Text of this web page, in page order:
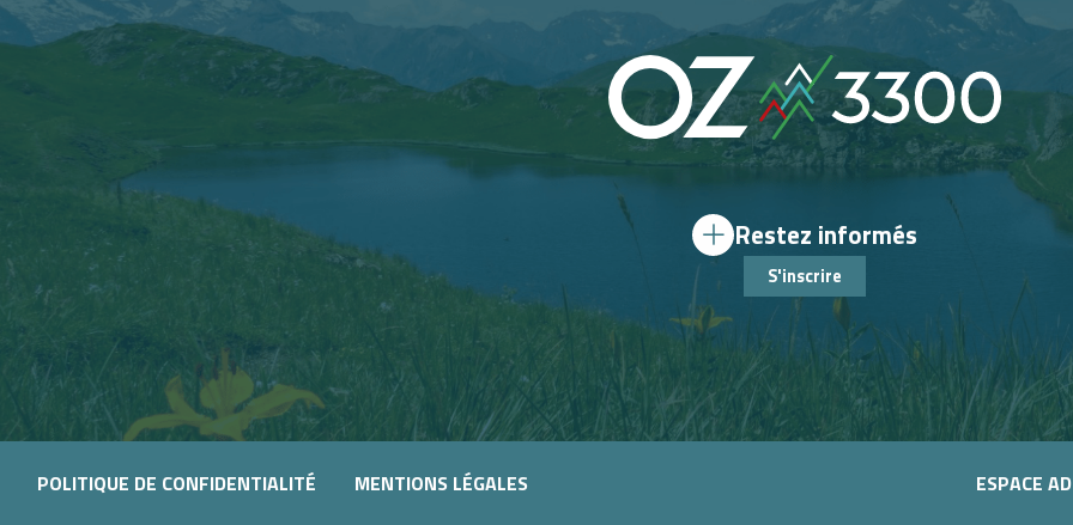
Restez informés
S'inscrire
POLITIQUE DE CONFIDENTIALITÉ MENTIONS LÉGALES ESPACE